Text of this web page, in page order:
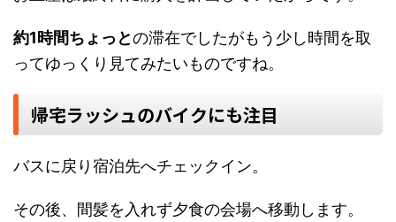
約1時間ちょっとの滞在でしたがもう少し時間を取
ってゆっくり見てみたいものですね。
帰宅ラッシュのバイクにも注目
バスに戻り宿泊先へチェックイン。
その後、間髪を入れず夕食の会場へ移動します。